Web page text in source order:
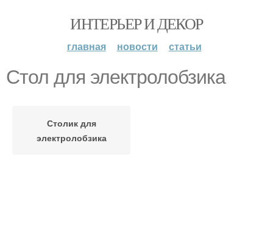
ИНТЕРЬЕР И ДЕКОР
главная новости статьи
Стол для электролобзика
Столик для
электролобзика